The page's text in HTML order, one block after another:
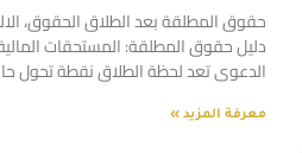
حقوق المطلقة بعد الطلاق الحقوق،
دليل حقوق المطلقة: المستحقات
الدعوى تعد لحظة الطلاق نقطة تحول
معرفة المزيد »